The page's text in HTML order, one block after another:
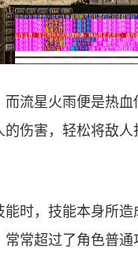
流星火雨便是热
伤害，轻松将敌
时，技能本身所
常超过了角色普